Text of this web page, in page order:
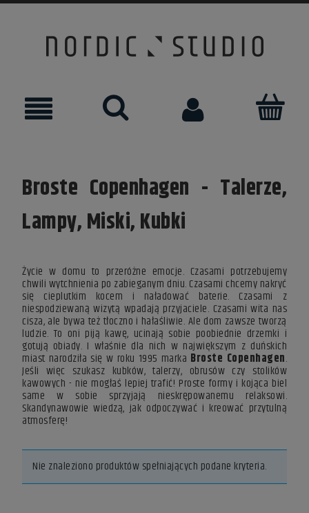
Broste Copenhagen - Talerze,
Lampy, Miski, Kubki
Życie w domu to przeróżne emocje. Czasami potrzebujemy
chwili wytchnienia po zabieganym dniu. Czasami chcemy nakryć
się cieplutkim kocem i naładować baterie. Czasami z
niespodziewaną wizytą wpadają przyjaciele. Czasami wita nas
cisza, ale bywa też tłoczno i hałaśliwie. Ale dom zawsze tworzą
ludzie. To oni piją kawę, ucinają sobie poobiednie drzemki i
gotują obiady. I właśnie dla nich w największym z duńskich
miast narodziła się w roku 1995 marka Broste Copenhagen.
Jeśli więc szukasz kubków, talerzy, obrusów czy stolików
kawowych - nie mogłaś lepiej trafić! Proste formy i kojąca biel
same w sobie sprzyjają nieskrępowanemu relaksowi.
Skandynawowie wiedzą, jak odpoczywać i kreować przytulną
atmosferę!
Nie znaleziono produktów spełniających podane kryteria.